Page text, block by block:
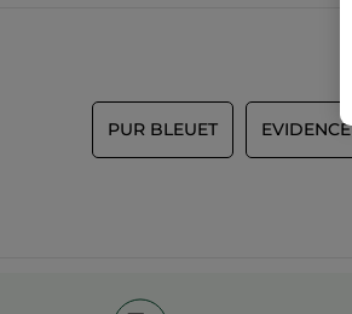
PUR BLEUET EVIDENCE